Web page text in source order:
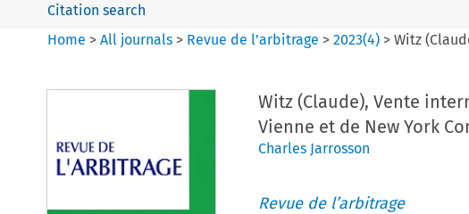
Citation search
Home >All journals > Revue de l’arbitrage >2023(4) >Witz
Witz (Claude), Vente
Vienne et de New York
Charles Jarrosson
Revue de l’arbitrage